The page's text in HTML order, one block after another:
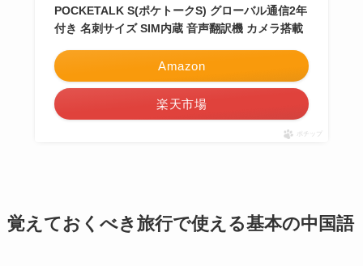
POCKETALK S(ポケトークS) グローバル通信2年
付き 名刺サイズ SIM内蔵 音声翻訳機 カメラ搭載
Amazon
楽天市場
ポチップ
覚えておくべき旅行で使える基本の中国語